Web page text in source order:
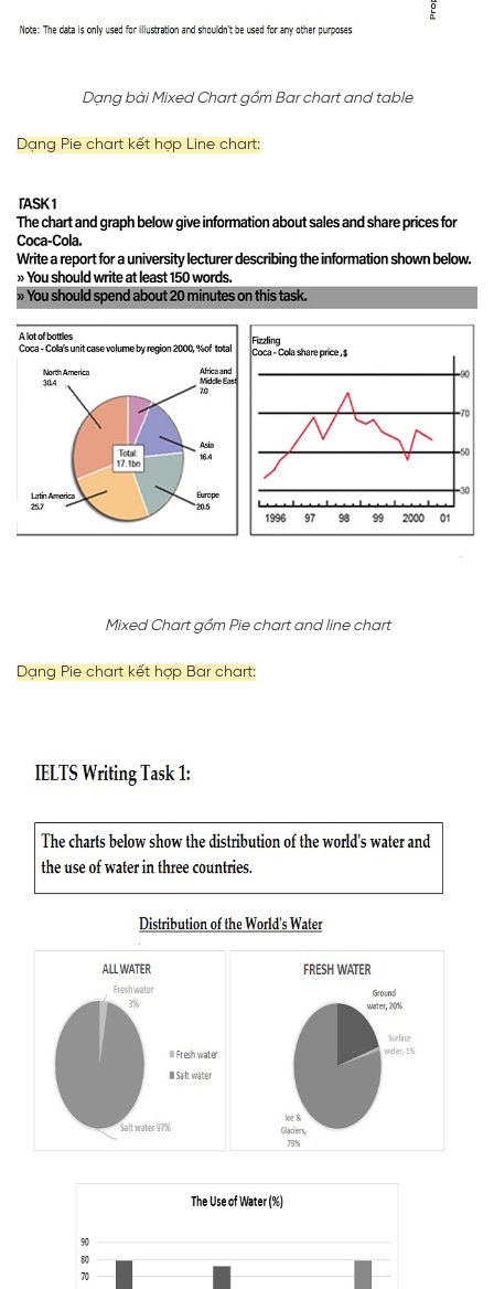
Dạng bài Mixed Chart gồm Bar chart and table
Dạng Pie chart kết hợp Line chart:
Mixed Chart gồm Pie chart and line chart
Dạng Pie chart kết hợp Bar chart: